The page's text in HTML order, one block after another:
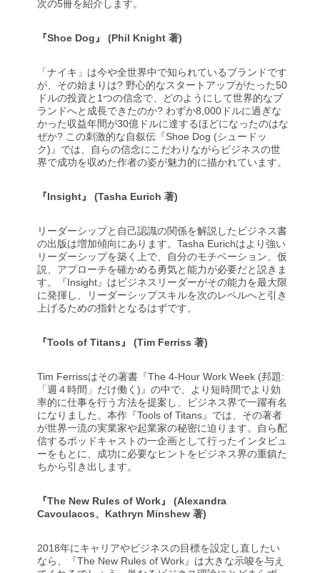
次の5冊を紹介します。
『Shoe Dog』 (Phil Knight 著)
「ナイキ」は今や全世界中で知られているブランドです
が、その始まりは? 野心的なスタートアップがたった50
ドルの投資と1つの信念で、どのようにして世界的なブ
ランドへと成長できたのか? わずか8,000ドルに過ぎな
かった収益年間が30億ドルに達するほどになったのはな
ぜか? この刺激的な自叙伝『Shoe Dog (シュードッ
ク)』では、自らの信念にこだわりながらビジネスの世
界で成功を収めた作者の姿が魅力的に描かれています。
『Insight』 (Tasha Eurich 著)
リーダーシップと自己認識の関係を解説したビジネス書
の出版は増加傾向にあります。Tasha Eurichはより強い
リーダーシップを築く上で、自分のモチベーション、仮
説、アプローチを確かめる勇気と能力が必要だと説きま
す。『Insight』はビジネスリーダーがその能力を最大限
に発揮し、リーダーシップスキルを次のレベルへと引き
上げるための指針となるはずです。
『Tools of Titans』 (Tim Ferriss 著)
Tim Ferrissはその著書『The 4-Hour Work Week (邦題:
「週４時間」だけ働く)』の中で、より短時間でより効
率的に仕事を行う方法を提案し、ビジネス界で一躍有名
になりました。本作『Tools of Titans』では、その著者
が世界一流の実業家や起業家の秘密に迫ります。自ら配
信するポッドキャストの一企画として行ったインタビュ
ーをもとに、成功に必要なヒントをビジネス界の重鎮た
ちから引き出します。
『The New Rules of Work』 (Alexandra
Cavoulacos、Kathryn Minshew 著)
2018年にキャリアやビジネスの目標を設定し直したい
なら、『The New Rules of Work』は大きな示唆を与え